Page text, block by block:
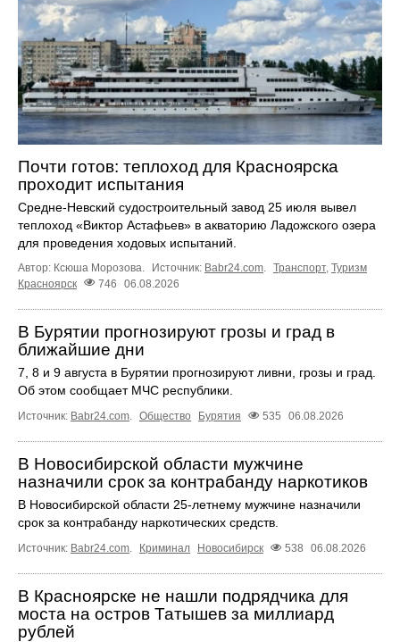
Почти готов: теплоход для Красноярска
проходит испытания
Средне-Невский судостроительный завод 25 июля вывел
теплоход «Виктор Астафьев» в акваторию Ладожского озера
для проведения ходовых испытаний.
Автор: Ксюша Морозова. Источник: Babr24.com. Транспорт, Туризм
Красноярск
746 06.08.2026
В Бурятии прогнозируют грозы и град в
ближайшие дни
7, 8 и 9 августа в Бурятии прогнозируют ливни, грозы и град.
Об этом сообщает МЧС республики.
Источник: Babr24.com Общество Бурятия 535 06.08.2026
В Новосибирской области мужчине
назначили срок за контрабанду наркотиков
В Новосибирской области 25-летнему мужчине назначили
срок за контрабанду наркотических средств.
Источник: Babr24.com Криминал Новосибирск 538 06.08.2026
В Красноярске не нашли подрядчика для
моста на остров Татышев за миллиард
рублей